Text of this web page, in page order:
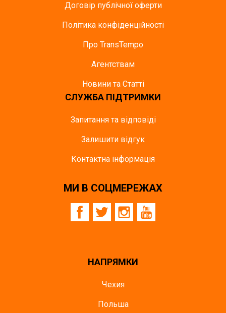
Договір публічної оферти
Політика конфіденційності
Про TransTempo
Агентствам
Новини та Статті
СЛУЖБА ПІДТРИМКИ
Запитання та відповіді
Залишити відгук
Контактна інформація
МИ В СОЦМЕРЕЖАХ
НАПРЯМКИ
Чехия
Польша